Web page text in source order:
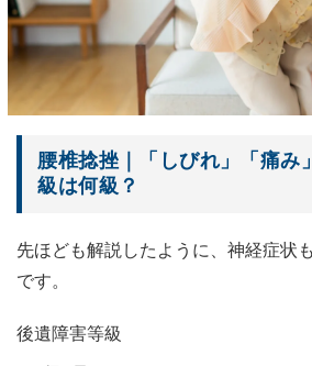
腰椎捻挫｜「しびれ」「痛み
級は何級？
先ほども解説したように、神経症状
です。
後遺障害等級